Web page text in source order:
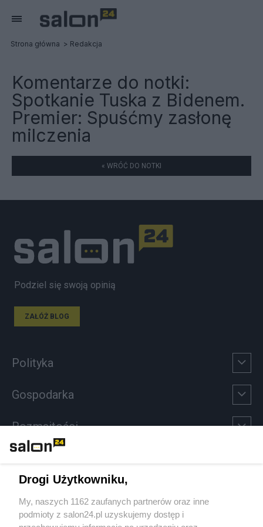
Strona główna Redakcja
Komentarze do notki:
Spotkanie Tuska z Bidenem.
Premier: Spuśćmy zasłonę
milczenia
« WRÓĆ DO NOTKI
Podziel się swoją opinią
ZAŁÓŻ BLOG
Polityka
Gospodarka
Rozmaitości
Sport
Społeczeństwo
Drogi Użytkowniku,
My, naszych 1162 zaufanych partnerów oraz inne
podmioty z salon24.pl uzyskujemy dostęp i